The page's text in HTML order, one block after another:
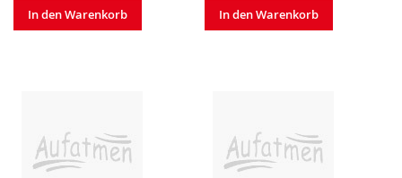
In den Warenkorb In den Warenkorb